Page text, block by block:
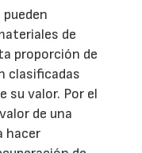
de
proporción de
clasificadas
su valor. Por el
de una
hacer